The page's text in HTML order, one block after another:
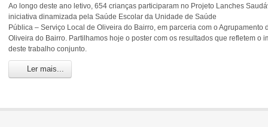
Ao longo deste ano letivo, 654 crianças participaram no Projeto Lanches
iniciativa dinamizada pela Saúde Escolar da Unidade de Saúde
Pública – Serviço Local de Oliveira do Bairro, em parceria com o Agrupamento
Oliveira do Bairro. Partilhamos hoje o poster com os resultados que refletem o
deste trabalho conjunto.
Ler mais...